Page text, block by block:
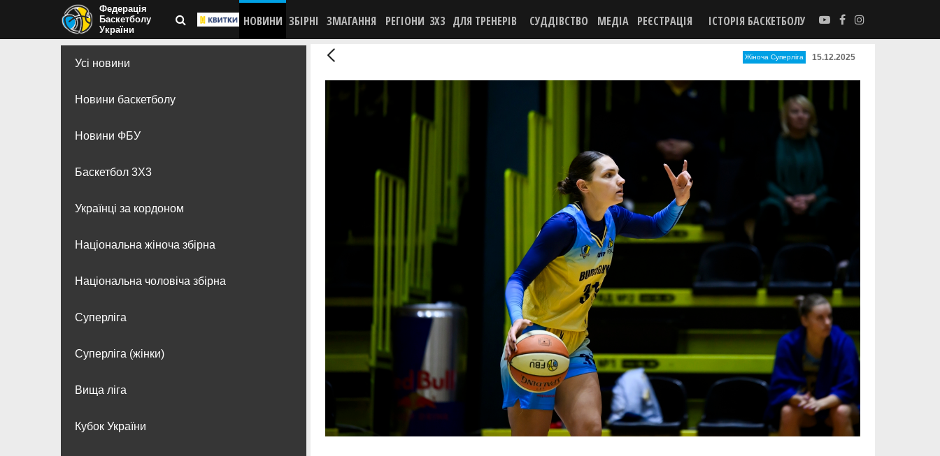
Федерація
Баскетболу
України
НОВИНИ ЗБІРНІ ЗМАГАННЯ РЕГІОНИ 3X3 ДЛЯ ТРЕНЕРІВ СУДДІВСТВО МЕДІА РЕЄСТРАЦІЯ ІСТОРІЯ БАСКЕТБОЛУ
Усі новини
Новини баскетболу
Новини ФБУ
Баскетбол 3Х3
Українці за кордоном
Національна жіноча збірна
Національна чоловіча збірна
Суперліга
Суперліга (жінки)
Вища лiга
Кубок України
Жіноча Суперліга 15.12.2025